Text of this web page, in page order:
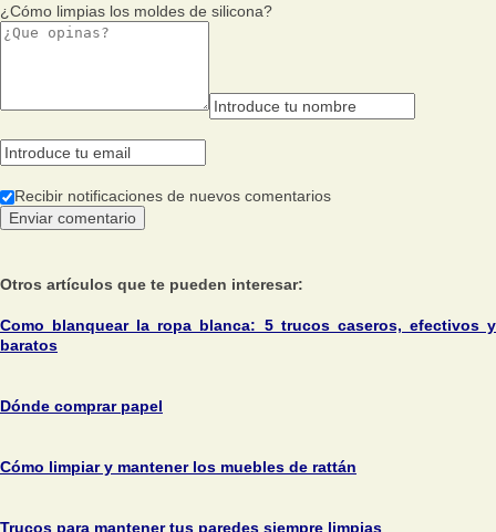
¿Cómo limpias los moldes de silicona?
Recibir notificaciones de nuevos comentarios
Otros artículos que te pueden interesar:
Como blanquear la ropa blanca: 5 trucos caseros, efectivos y
baratos
Dónde comprar papel
Cómo limpiar y mantener los muebles de rattán
Trucos para mantener tus paredes siempre limpias